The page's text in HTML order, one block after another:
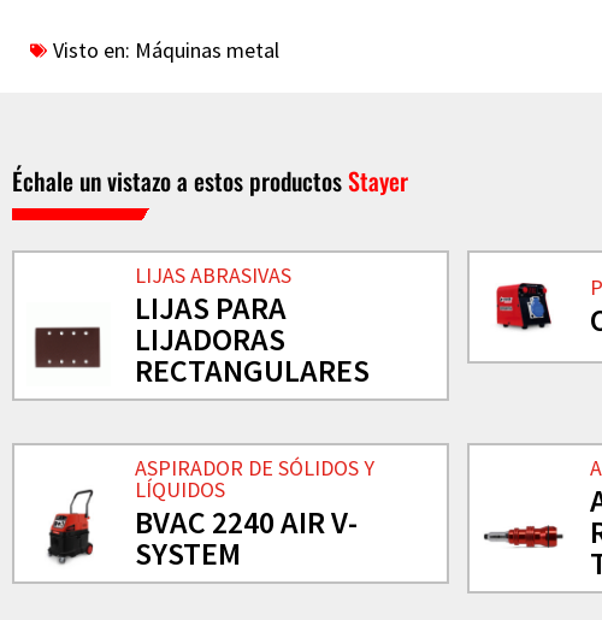
Visto en: Máquinas metal
Échale un vistazo a estos productosStayer
LIJAS ABRASIVAS
LIJAS PARA
LIJADORAS
RECTANGULARES
ASPIRADOR DE SÓLIDOS Y
LÍQUIDOS
BVAC 2240 AIR V-
SYSTEM